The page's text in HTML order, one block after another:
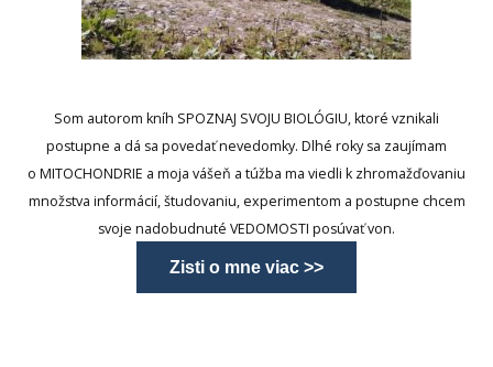
Som autorom kníh SPOZNAJ SVOJU BIOLÓGIU, ktoré vznikali
postupne a dá sa povedať nevedomky. Dlhé roky sa zaujímam
o MITOCHONDRIE a moja vášeň a túžba ma viedli k zhromažďovaniu
množstva informácií, študovaniu, experimentom a postupne chcem
svoje nadobudnuté VEDOMOSTI posúvať von.
Zisti o mne viac >>